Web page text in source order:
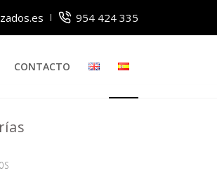
954 424 335
CONTACTO